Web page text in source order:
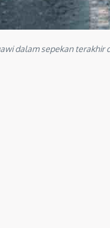
dalam sepekan terakhir